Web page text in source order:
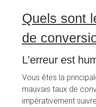
Quels sont
de
L’erreur est
Vous êtes la
mauvais taux de
impérativement